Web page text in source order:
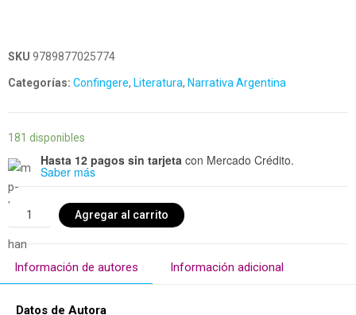
SKU 9789877025774
Categorías: Confingere, Literatura, Narrativa Argentina
181 disponibles
Hasta 12 pagos sin tarjeta con Mercado Crédito.
Saber más
Agregar al carrito
Información de autores Información adicional
Datos de Autora